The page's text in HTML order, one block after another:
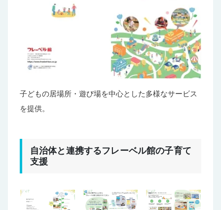
子どもの居場所・遊び場を中心とした多様なサービス
を提供。
自治体と連携するフレーベル館の子育て
支援